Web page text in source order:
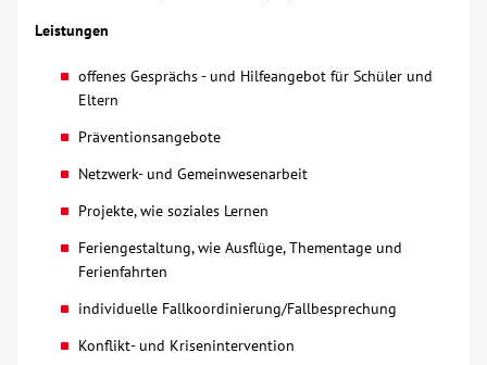
Spenden
Mitmachen
Ausbildung
Glossar
Leistungen
offenes Gesprächs - und Hilfeangebot für Schüler und
Eltern
Präventionsangebote
Netzwerk- und Gemeinwesenarbeit
Projekte, wie soziales Lernen
Feriengestaltung, wie Ausflüge, Thementage und
Ferienfahrten
individuelle Fallkoordinierung/Fallbesprechung
Konflikt- und Krisenintervention